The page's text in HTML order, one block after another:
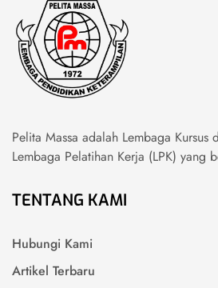
Pelita Massa adalah Lembaga Kursus
Lembaga Pelatihan Kerja (LPK) yang
TENTANG KAMI
Hubungi Kami
Artikel Terbaru